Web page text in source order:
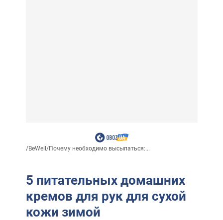
/BeWell/Почему необходимо высыпаться:...
5 питательных домашних
кремов для рук для сухой
кожи зимой